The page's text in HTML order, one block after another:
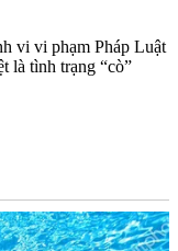
vi vi phạm Pháp Luật
là tình trạng “cò”